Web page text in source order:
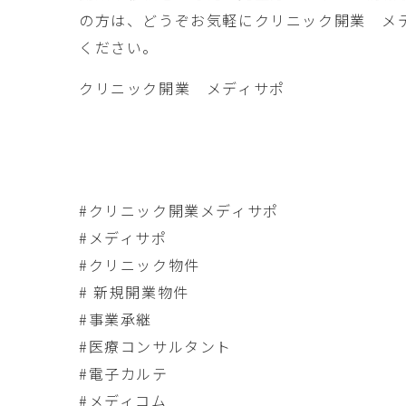
の方は、どうぞお気軽にクリニック開業 メ
ください。
クリニック開業 メディサポ
#クリニック開業メディサポ
#メディサポ
#クリニック物件
# 新規開業物件
#事業承継
#医療コンサルタント
#電子カルテ
#メディコム